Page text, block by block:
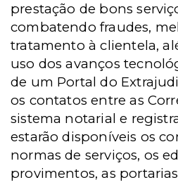
prestação de bons
combatendo fraudes,
tratamento à clientela,
uso dos avanços
de um Portal do
os contatos entre as
sistema notarial e
estarão disponíveis os
normas de serviços, os
provimentos, as